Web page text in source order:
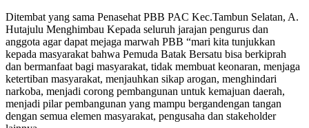
Ditembat yang sama Penasehat PBB PAC Kec.Tambun Selatan, A.
Hutajulu Menghimbau Kepada seluruh jarajan pengurus dan
anggota agar dapat mejaga marwah PBB “mari kita tunjukkan
kepada masyarakat bahwa Pemuda Batak Bersatu bisa berkiprah
dan bermanfaat bagi masyarakat, tidak membuat keonaran, menjaga
ketertiban masyarakat, menjauhkan sikap arogan, menghindari
narkoba, menjadi corong pembangunan untuk kemajuan daerah,
menjadi pilar pembangunan yang mampu bergandengan tangan
dengan semua elemen masyarakat, pengusaha dan stakeholder